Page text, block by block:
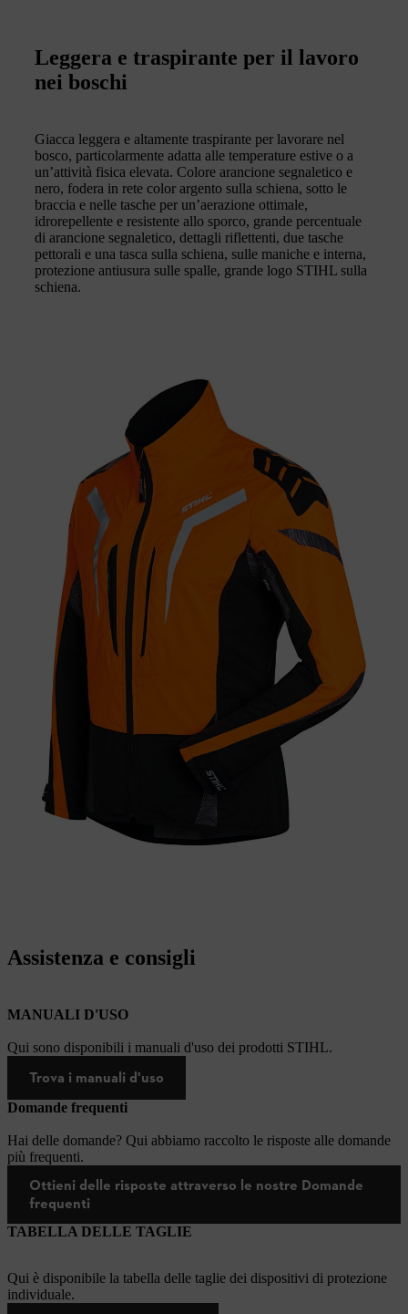
Leggera e traspirante per il lavoro
nei boschi
Giacca leggera e altamente traspirante per lavorare nel
bosco, particolarmente adatta alle temperature estive o a
un’attività fisica elevata. Colore arancione segnaletico e
nero, fodera in rete color argento sulla schiena, sotto le
braccia e nelle tasche per un’aerazione ottimale,
idrorepellente e resistente allo sporco, grande percentuale
di arancione segnaletico, dettagli riflettenti, due tasche
pettorali e una tasca sulla schiena, sulle maniche e interna,
protezione antiusura sulle spalle, grande logo STIHL sulla
schiena.
Assistenza e consigli
MANUALI D'USO
Qui sono disponibili i manuali d'uso dei prodotti STIHL.
Trova i manuali d'uso
Domande frequenti
Hai delle domande? Qui abbiamo raccolto le risposte alle domande
più frequenti.
Ottieni delle risposte attraverso le nostre Domande
frequenti
TABELLA DELLE TAGLIE
Qui è disponibile la tabella delle taglie dei dispositivi di protezione
individuale.